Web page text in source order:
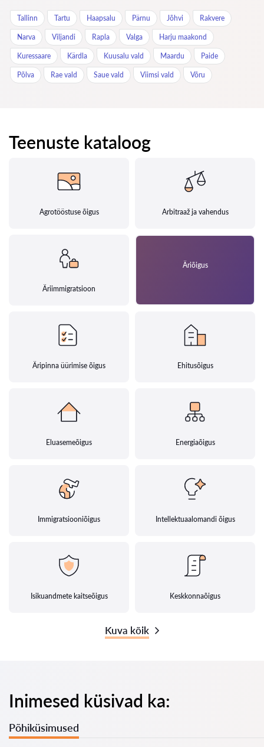
Tallinn Tartu Haapsalu Pärnu Jõhvi Rakvere
Narva Viljandi Rapla Valga Harju maakond
Kuressaare Kärdla Kuusalu vald Maardu Paide
Põlva Rae vald Saue vald Viimsi vald Võru
Teenuste kataloog
Agrotööstuse õigus Arbitraaž ja vahendus
Äriimmigratsioon
Äriõigus
Äripinna üürimise õigus Ehitusõigus
Eluasemeõigus Energiaõigus
Immigratsiooniõigus Intellektuaalomandi õigus
Isikuandmete kaitseõigus Keskkonnaõigus
Kuva kõik
Inimesed küsivad ka:
Põhiküsimused